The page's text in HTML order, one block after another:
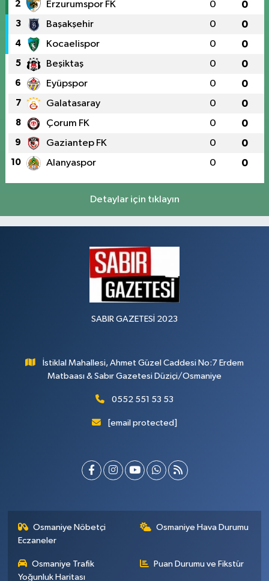
2 Erzurumspor FK 0 0
3 Başakşehir 0 0
4 Kocaelispor 0 0
5 Beşiktaş 0 0
6 Eyüpspor 0 0
7 Galatasaray 0 0
8 Çorum FK 0 0
9 Gaziantep FK 0 0
10 Alanyaspor 0 0
Detaylar için tıklayın
SABIR GAZETESİ 2023
İstiklal Mahallesi, Ahmet Güzel Caddesi No:7 Erdem
Matbaası & Sabır Gazetesi Düziçi/Osmaniye
0552 551 53 53
[email protected]
Osmaniye Nöbetçi
Eczaneler
Osmaniye Hava Durumu
Osmaniye Trafik
Yoğunluk Haritası
Puan Durumu ve Fikstür